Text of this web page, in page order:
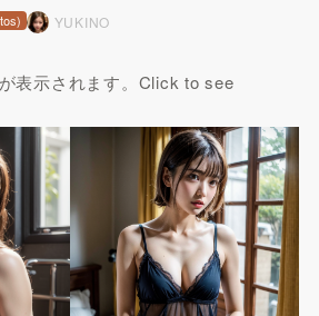
YUKINO
表示されます。Click to see